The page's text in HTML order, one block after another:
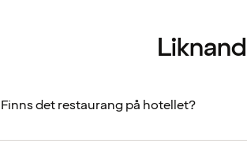
Finns det restaurang på hotellet?